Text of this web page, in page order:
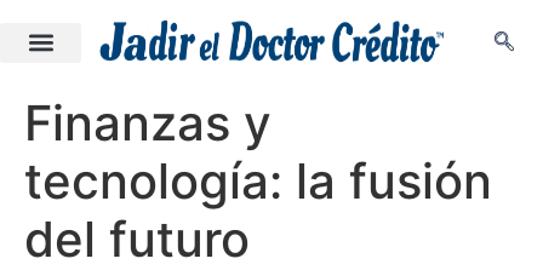
Finanzas y
tecnología: la fusión
del futuro